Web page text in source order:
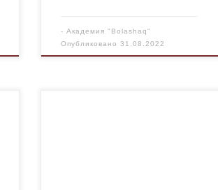
-Академия "Bolashaq"
Опубликовано31.08.2022